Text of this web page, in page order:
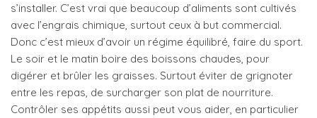
s’installer. C’est vrai que beaucoup d’aliments sont cultivés
avec l’engrais chimique, surtout ceux à but commercial.
Donc c’est mieux d’avoir un régime équilibré, faire du sport.
Le soir et le matin boire des boissons chaudes, pour
digérer et brûler les graisses. Surtout éviter de grignoter
entre les repas, de surcharger son plat de nourriture.
Contrôler ses appétits aussi peut vous aider, en particulier